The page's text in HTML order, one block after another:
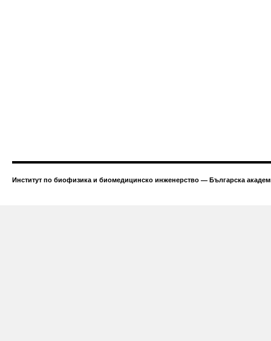
Институт по биофизика и биомедицинско инженерство — Българска